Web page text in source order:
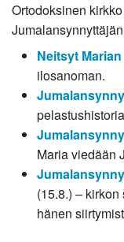
Ortodoksinen
Neitsyt
ilosanoman.
Maria viedään
(15.8.) –
hänen